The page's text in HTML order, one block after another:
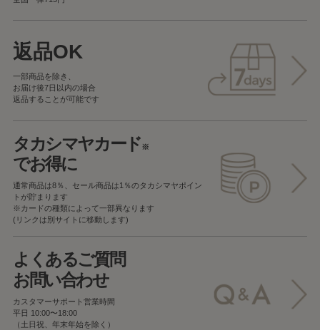
返品OK
一部商品を除き、
お届け後7日以内の場合
返品することが可能です
タカシマヤカード※
でお得に
通常商品は8％、セール商品は1％のタカシマヤポイン
トが貯まります
※カードの種類によって一部異なります
(リンクは別サイトに移動します)
よくあるご質問
お問い合わせ
カスタマーサポート営業時間
平日 10:00〜18:00
（土日祝、年末年始を除く）